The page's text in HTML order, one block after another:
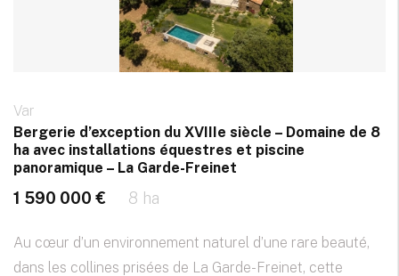
Var
Bergerie d’exception du XVIIIe siècle – Domaine de 8
ha avec installations équestres et piscine
panoramique – La Garde-Freinet
1 590 000 € 8 ha
Au cœur d’un environnement naturel d’une rare beauté,
dans les collines prisées de La Garde-Freinet, cette